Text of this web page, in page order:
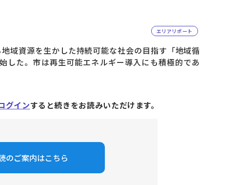
エリアリポート
域資源を生かした持続可能な社会の目指す「地域循
した。市は再生可能エネルギー導入にも積極的であ
グインすると続きをお読みいただけます。
のご案内はこちら